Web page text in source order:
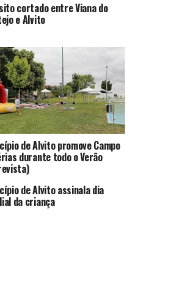
cortado entre Viana do
e Alvito
de Alvito promove Campo
durante todo o Verão
de Alvito assinala dia
da criança